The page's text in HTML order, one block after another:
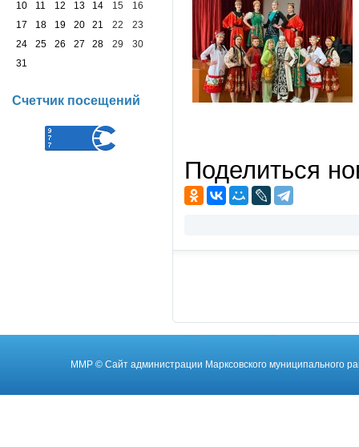
Поделиться
10
11 12 13 14 15
16
17
18 19 20 21 22
23
24
25 26 27 28 29
30
31
Счетчик посещений
ММР © Cайт администрации Марксовского муниципального